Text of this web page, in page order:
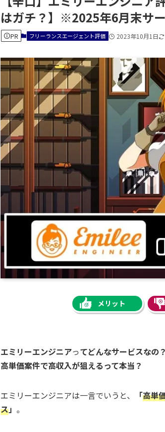
はガチ？】※2025年6月末サ
PR フリーランスエージェント評価 2023年10月1日
メリット
エミリーエンジニアってどんなサービスなの？
高単価案件で高収入が狙えるって本当？
エミリーエンジニアは一言でいうと、 「高単
ス」 。